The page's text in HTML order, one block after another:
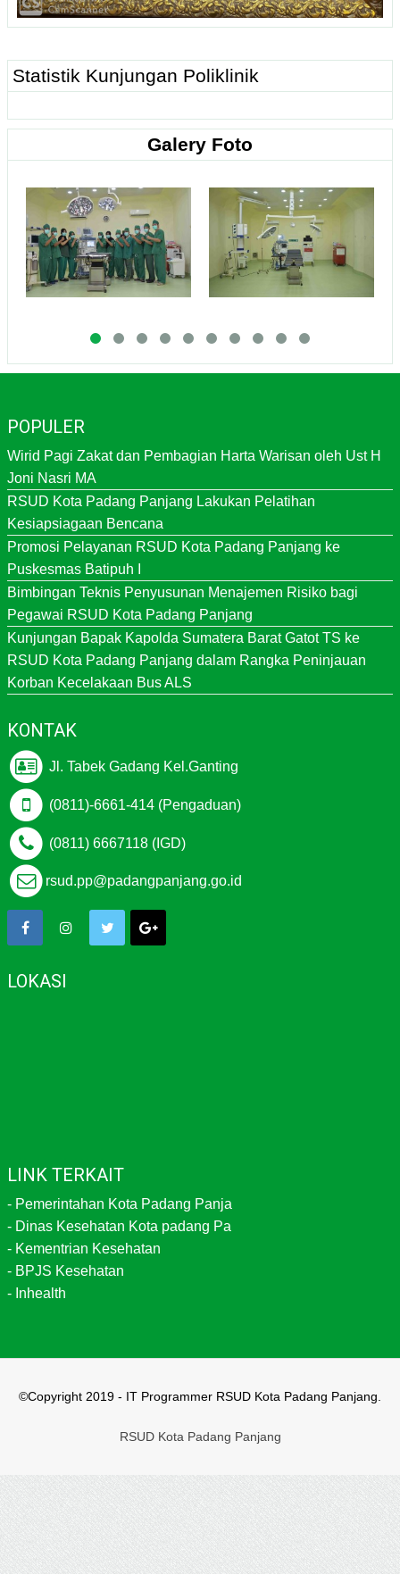
Statistik Kunjungan Poliklinik
Galery Foto
POPULER
Wirid Pagi Zakat dan Pembagian Harta Warisan oleh Ust H
Joni Nasri MA
RSUD Kota Padang Panjang Lakukan Pelatihan
Kesiapsiagaan Bencana
Promosi Pelayanan RSUD Kota Padang Panjang ke
Puskesmas Batipuh I
Bimbingan Teknis Penyusunan Menajemen Risiko bagi
Pegawai RSUD Kota Padang Panjang
Kunjungan Bapak Kapolda Sumatera Barat Gatot TS ke
RSUD Kota Padang Panjang dalam Rangka Peninjauan
Korban Kecelakaan Bus ALS
KONTAK
Jl. Tabek Gadang Kel.Ganting
(0811)-6661-414 (Pengaduan)
(0811) 6667118 (IGD)
rsud.pp@padangpanjang.go.id
LOKASI
LINK TERKAIT
- Pemerintahan Kota Padang Panja
- Dinas Kesehatan Kota padang Pa
- Kementrian Kesehatan
- BPJS Kesehatan
- Inhealth
©Copyright 2019 - IT Programmer RSUD Kota Padang Panjang.
RSUD Kota Padang Panjang